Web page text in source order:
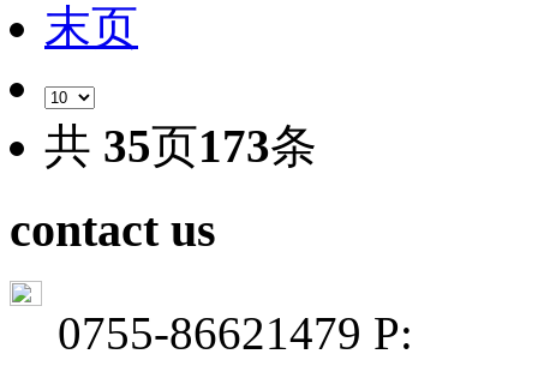
末页
共 35页173条
contact us
0755-86621479 P: